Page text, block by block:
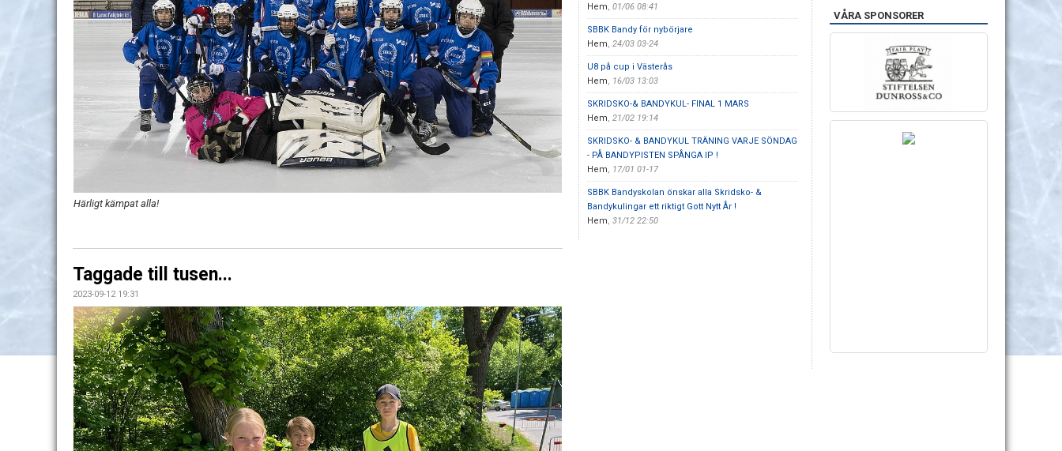
Härligt kämpat alla!
Taggade till tusen...
2023-09-12 19:31
Hem, 01/06 08:41
SBBK Bandy för nybörjare
Hem, 24/03 03-24
U8 på cup i Västerås
Hem, 16/03 13:03
SKRIDSKO-& BANDYKUL- FINAL 1 MARS
Hem, 21/02 19:14
SKRIDSKO- & BANDYKUL TRÄNING VARJE SÖNDAG
- PÅ BANDYPISTEN SPÅNGA IP !
Hem, 17/01 01-17
SBBK Bandyskolan önskar alla Skridsko- &
Bandykulingar ett riktigt Gott Nytt År !
Hem, 31/12 22:50
VÅRA SPONSORER